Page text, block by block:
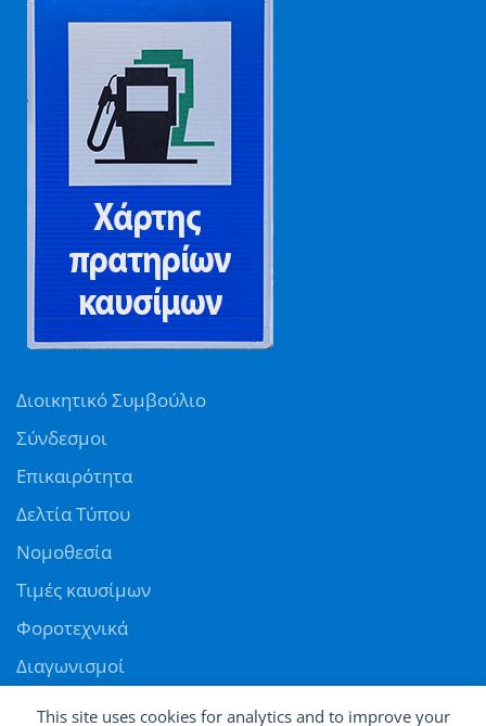
This site uses cookies for analytics and to improve your
Διοικητικό Συμβούλιο
Σύνδεσμοι
Επικαιρότητα
Δελτία Τύπου
Νομοθεσία
Τιμές καυσίμων
Φοροτεχνικά
Διαγωνισμοί
Αγγελίες